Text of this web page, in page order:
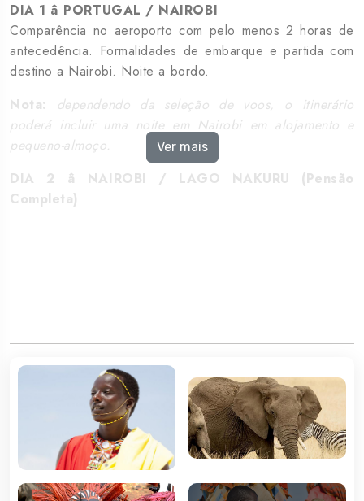
DIA 1 â PORTUGAL / NAIROBI
Comparência no aeroporto com pelo menos 2 horas de
antecedência. Formalidades de embarque e partida com
destino a Nairobi. Noite a bordo.
Nota:
dependendo da seleção de voos, o itinerário
poderá incluir uma noite em Nairobi em alojamento e
pequeno-almoço.
DIA 2 â NAIROBI / LAGO NAKURU (Pensão
Completa)
flamingos. Para além disso, poder-se-á observar várias
famílias de rinocerontes brancos que habitam a zona.
Continuação para o lodge.
Jantare alojamento.
DIA 3 â LAGO NAKURU / MASAI MARA (Pensão
Completa)
Pequeno-almoço. Saída para a Reserva Nacional de
Masai Mara, passando pelo Vale de Rift, pela povoação
de Mai Mahiu e pela cidade de Narok. Chegada a Masai
Ver mais